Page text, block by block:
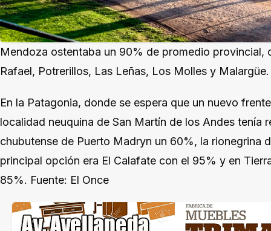
Mendoza ostentaba un 90% de promedio provincial,
Rafael, Potrerillos, Las Leñas, Los Molles y Malargüe.
En la Patagonia, donde se espera que un nuevo
localidad neuquina de San Martín de los Andes tenía
chubutense de Puerto Madryn un 60%, la rionegrina
principal opción era El Calafate con el 95% y en
85%. Fuente: El Once